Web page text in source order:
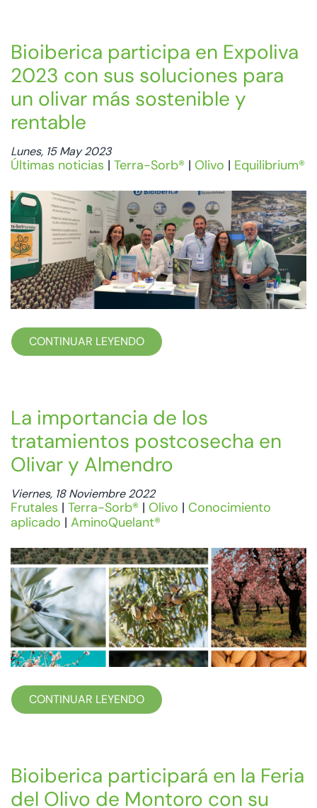
Bioiberica participa en Expoliva
2023 con sus soluciones para
un olivar más sostenible y
rentable
Lunes, 15 May 2023
Últimas noticias | Terra-Sorb® | Olivo | Equilibrium®
CONTINUAR LEYENDO
La importancia de los
tratamientos postcosecha en
Olivar y Almendro
Viernes, 18 Noviembre 2022
Frutales | Terra-Sorb® | Olivo | Conocimiento
aplicado | AminoQuelant®
CONTINUAR LEYENDO
Bioiberica participará en la Feria
del Olivo de Montoro con su